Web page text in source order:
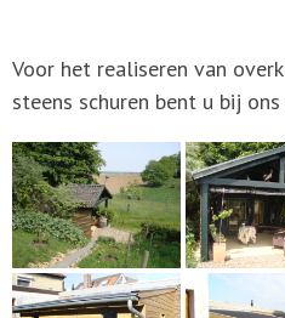
Voor het realiseren van
steens schuren bent u bij